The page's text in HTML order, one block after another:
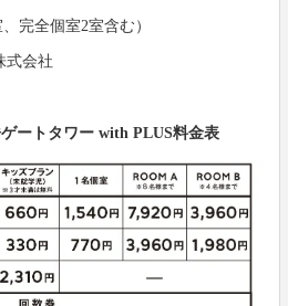
完全個室2室含む）
式会社
ートタワー with PLUS料金表